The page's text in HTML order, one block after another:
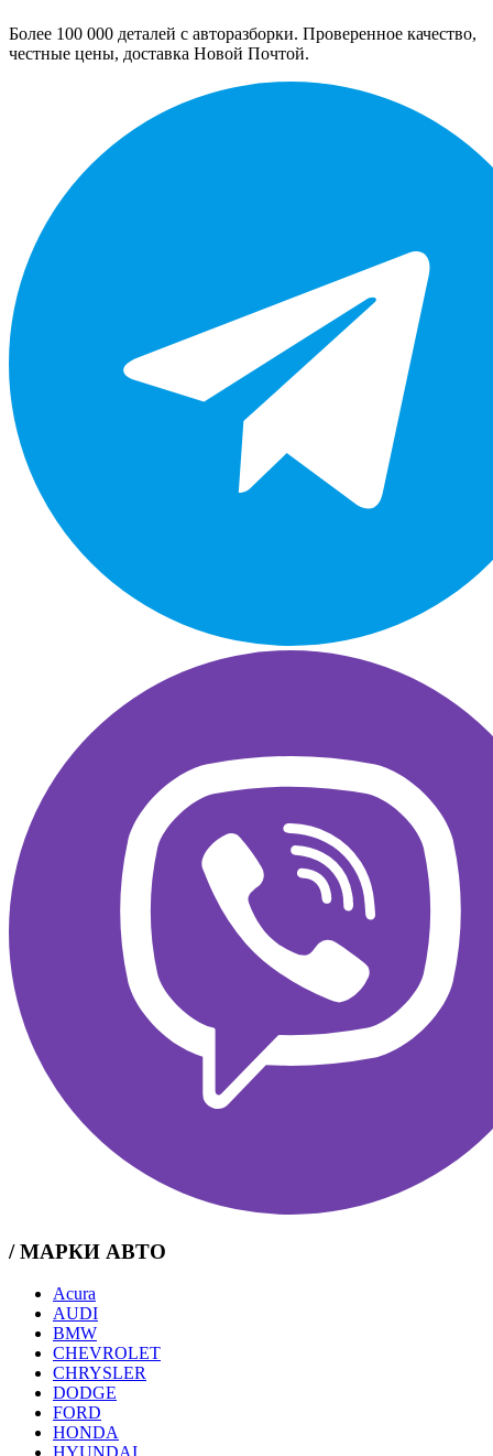
Более 100 000 деталей с авторазборки. Проверенное качество,
честные цены, доставка Новой Почтой.
/ МАРКИ АВТО
Acura
AUDI
BMW
CHEVROLET
CHRYSLER
DODGE
FORD
HONDA